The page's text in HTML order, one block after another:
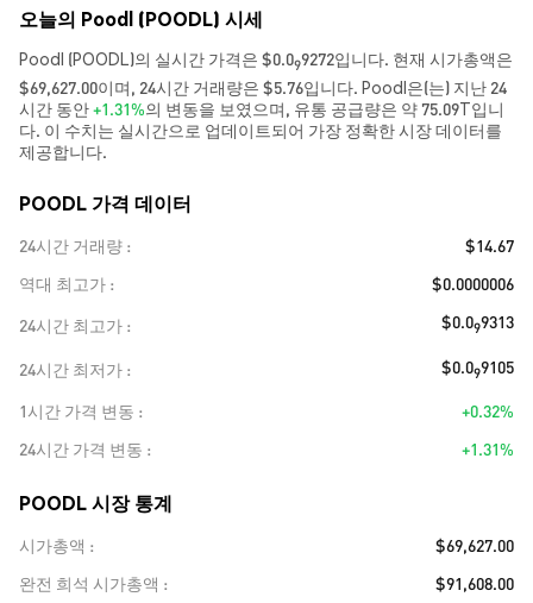
오늘의 Poodl (POODL) 시세
Poodl (POODL)의 실시간 가격은 $0.099272입니다. 현재 시가총액은
$69,627.00이며, 24시간 거래량은 $5.76입니다. Poodl은(는) 지난 24
시간 동안+1.31%의 변동을 보였으며, 유통 공급량은 약 75.09T입니
다. 이 수치는 실시간으로 업데이트되어 가장 정확한 시장 데이터를
제공합니다.
POODL 가격 데이터
24시간 거래량
$14.67
역대 최고가
$0.0000006
24시간 최고가
$0.099313
24시간 최저가 $0.099105
1시간 가격 변동
+0.32%
24시간 가격 변동
+1.31%
POODL 시장 통계
시가총액
$69,627.00
완전 희석 시가총액
$91,608.00